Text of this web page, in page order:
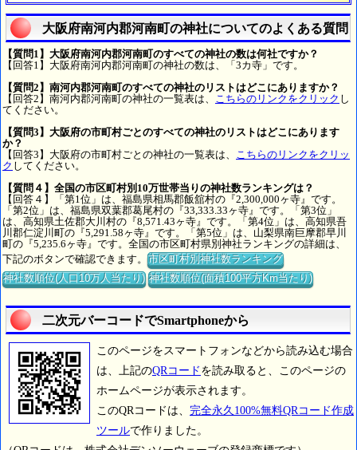
大阪府南河内郡河南町の神社についてのよくある質問
【質問1】大阪府南河内郡河南町のすべての神社の数は何社ですか？
【回答1】大阪府南河内郡河南町の神社の数は、「3カ寺」です。
【質問2】南河内郡河南町のすべての神社のリストはどこにありますか？
【回答2】南河内郡河南町の神社の一覧表は、
こちらのリンクをクリック し
てください。
【質問3】大阪府の市町村ごとのすべての神社のリストはどこにあります
か？
【回答3】大阪府の市町村ごとの神社の一覧表は、
こちらのリンクをクリッ
ク してください。
【質問４】全国の市区町村別10万世帯当りの神社数ランキングは？
【回答４】「第1位」は、福島県相馬郡飯舘村の『2,300,000ヶ寺』です。
「第2位」は、福島県双葉郡葛尾村の『33,333.33ヶ寺』です。「第3位」
は、高知県土佐郡大川村の『8,571.43ヶ寺』です。「第4位」は、高知県吾
川郡仁淀川町の『5,291.58ヶ寺』です。「第5位」は、山梨県南巨摩郡早川
町の『5,235.6ヶ寺』です。全国の市区町村県別神社ランキングの詳細は、
下記のボタンで確認できます。市区町村別神社数ランキング
神社数順位(人口10万人当たり) 神社数順位(面積100平方Km当たり)
二次元バーコードでSmartphoneから
このページをスマートフォンなどから読み込む場合
は、上記のQRコード を読み取ると、このページの
ホームページが表示されます。
このQRコードは、 完全永久100%無料QRコード作成
ツールで作りました。